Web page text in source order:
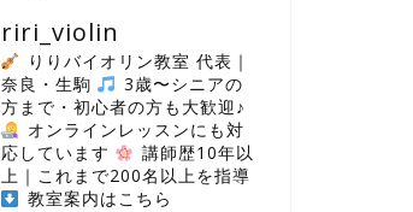
riri_violin
りりバイオリン教室 代表｜
奈良・生駒
3歳〜シニアの
方まで・初心者の方も大歓迎♪
オンラインレッスンにも対
応しています
講師歴10年以
上｜これまで200名以上を指導
教室案内はこちら